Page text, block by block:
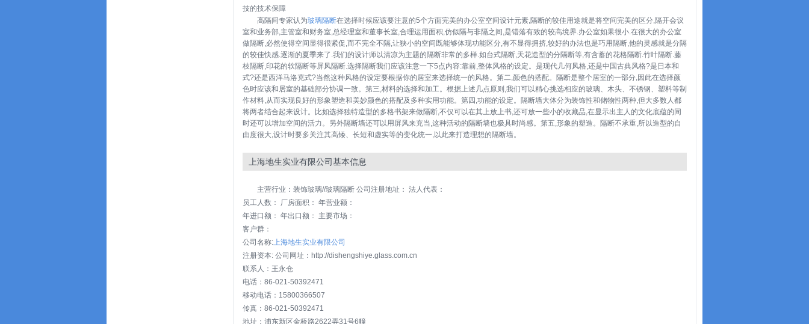
技的技术保障
高隔间专家认为玻璃隔断在选择时候应该要注意的5个方面完美的办公室空间设计元素,隔断的较佳用途就是将空间完美的区分,隔开会议
室和业务部,主管室和财务室,总经理室和董事长室,合理运用面积,仿似隔与非隔之间,是错落有致的较高境界.办公室如果很小.在很大的办公室
做隔断,必然使得空间显得很紧促,而不完全不隔,让狭小的空间既能够体现功能区分,有不显得拥挤,较好的办法也是巧用隔断,他的灵感就是分隔
的较佳快感.逐渐的夏季来了.我们的设计师以清凉为主题的隔断非常的多样.如台式隔断,天花造型的分隔断等,有含蓄的花格隔断.竹叶隔断.藤
枝隔断,印花的软隔断等屏风隔断.选择隔断我们应该注意一下5点内容:靠前,整体风格的设定。是现代几何风格,还是中国古典风格?是日本和
式?还是西洋马洛克式?当然这种风格的设定要根据你的居室来选择统一的风格。第二,颜色的搭配。隔断是整个居室的一部分,因此在选择颜
色时应该和居室的基础部分协调一致。第三,材料的选择和加工。根据上述几点原则,我们可以精心挑选相应的玻璃、木头、不锈钢、塑料等制
作材料,从而实现良好的形象塑造和美妙颜色的搭配及多种实用功能。第四,功能的设定。隔断墙大体分为装饰性和储物性两种,但大多数人都
将两者结合起来设计。比如选择独特造型的多格书架来做隔断,不仅可以在其上放上书,还可放一些小的收藏品,在显示出主人的文化底蕴的同
时还可以增加空间的活力。另外隔断墙还可以用屏风来充当,这种活动的隔断墙也极具时尚感。第五,形象的塑造。隔断不承重,所以造型的自
由度很大,设计时要多关注其高矮、长短和虚实等的变化统一,以此来打造理想的隔断墙。
上海地生实业有限公司基本信息
主营行业：装饰玻璃//玻璃隔断 公司注册地址： 法人代表：
员工人数： 厂房面积： 年营业额：
年进口额： 年出口额： 主要市场：
客户群：
公司名称:上海地生实业有限公司
注册资本: 公司网址：http://dishengshiye.glass.com.cn
联系人：王永仓
电话：86-021-50392471
移动电话：15800366507
传真：86-021-50392471
地址：浦东新区金桥路2622弄31号6幢